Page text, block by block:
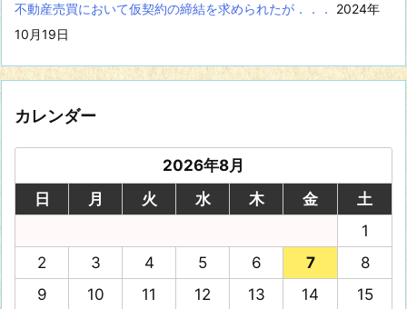
不動産売買において仮契約の締結を求められたが．．．
2024年
10月19日
カレンダー
2026年8月
日
月 火 水 木 金
土
1
2
3 4 5 6 7
8
9
10 11 12 13 14
15